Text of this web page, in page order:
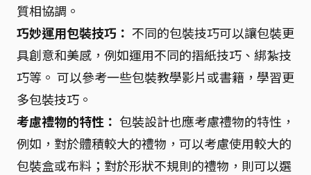
質相協調。
巧妙運用包裝技巧： 不同的包裝技巧可以讓包裝更
具創意和美感，例如運用不同的摺紙技巧、綁紮技
巧等。 可以參考一些包裝教學影片或書籍，學習更
多包裝技巧。
考慮禮物的特性： 包裝設計也應考慮禮物的特性，
例如，對於體積較大的禮物，可以考慮使用較大的
包裝盒或布料；對於形狀不規則的禮物，則可以選